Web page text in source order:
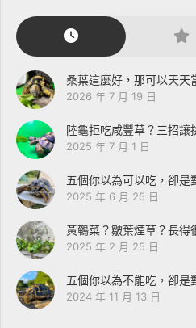
桑葉這麼好，那可以天天
2026 年 7 月 19 日
陸龜拒吃咸豐草？三招讓
2025 年 7 月 1 日
五個你以為可以吃，卻是
2025 年 6 月 25 日
黃鵪菜？皺葉煙草？長得
2025 年 2 月 25 日
五個你以為不能吃，卻是
2024 年 11 月 13 日